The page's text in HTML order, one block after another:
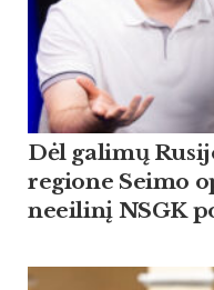
Dėl galimų
regione Seimo
neeilinį NSGK